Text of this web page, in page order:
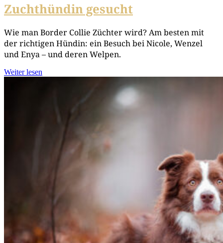
Zuchthündin gesucht
Wie man Bor­der Col­lie Züch­ter wird? Am bes­ten mit
der rich­ti­gen Hün­din: ein Besuch bei Nico­le, Wen­zel
und Enya – und deren Welpen.
Weiter lesen